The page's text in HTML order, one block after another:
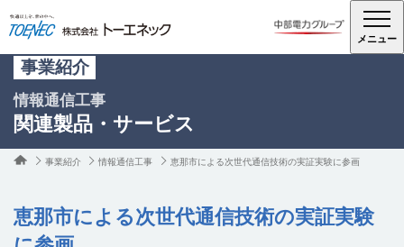
メニュー
事業紹介
情報通信工事
関連製品・サービス
事業紹介 情報通信工事 恵那市による次世代通信技術の実証実験に参画
恵那市による次世代通信技術の実証実験